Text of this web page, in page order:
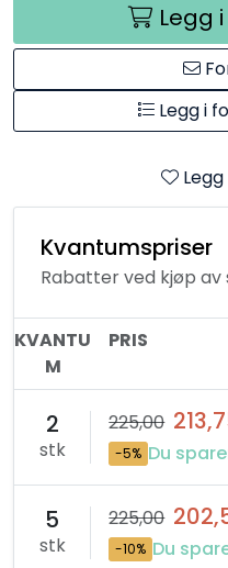
Legg
Legg i
Kvantumspriser
Rabatter ved kjøp
KVANTU
M
PRIS
2
stk
225,00
-5% Du
5
stk
225,00
-10% Du